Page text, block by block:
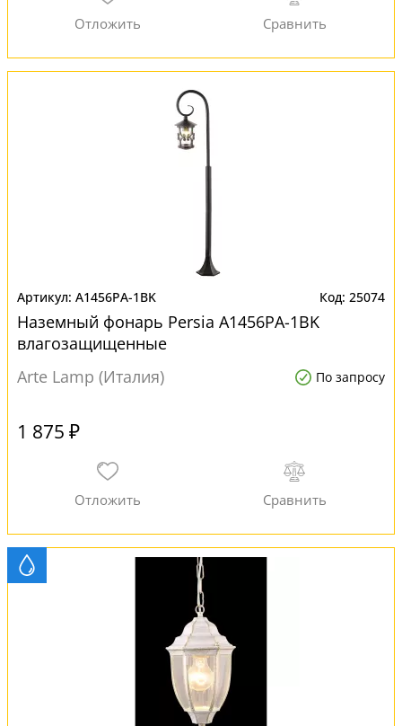
A1456PA-1BK 25074
Наземный фонарь Persia A1456PA-1BK
влагозащищенные
Arte Lamp (Италия)
По запросу
1 875 ₽